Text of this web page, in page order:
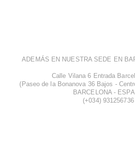
ADEMÁS EN NUESTRA SEDE EN
Calle Vilana 6 Entrada
(Paseo de la Bonanova 36 Bajos -
BARCELONA -
(+034) 931256736